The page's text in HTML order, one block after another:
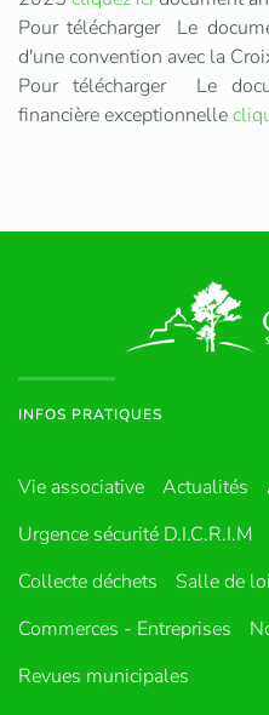
Pour télécharger Le
d'une convention avec la
Pour télécharger Le
financière exceptionnelle
INFOS PRATIQUES
Vie associative Actualités
Urgence sécurité D.I.C.R.I.M
Collecte déchets
Salle de
Commerces - Entreprises
Revues municipales